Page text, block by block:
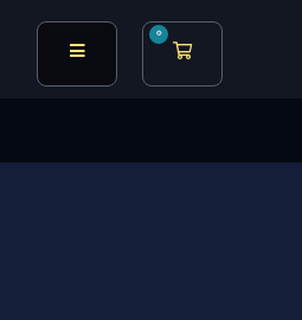
0
کارت خرید